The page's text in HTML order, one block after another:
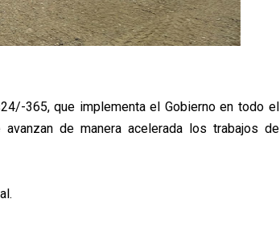
365, que implementa el Gobierno en todo el
de manera acelerada los trabajos de